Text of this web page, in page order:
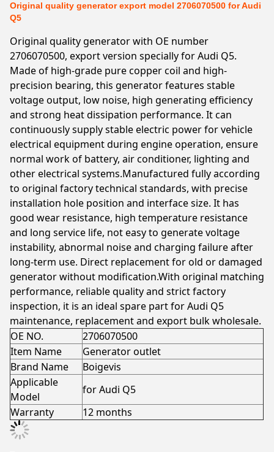
Original quality generator export model 2706070500 for Audi
Q5
Original quality generator with OE number
2706070500, export version specially for Audi Q5.
Made of high-grade pure copper coil and high-
precision bearing, this generator features stable
voltage output, low noise, high generating efficiency
and strong heat dissipation performance. It can
continuously supply stable electric power for vehicle
electrical equipment during engine operation, ensure
normal work of battery, air conditioner, lighting and
other electrical systems.Manufactured fully according
to original factory technical standards, with precise
installation hole position and interface size. It has
good wear resistance, high temperature resistance
and long service life, not easy to generate voltage
instability, abnormal noise and charging failure after
long-term use. Direct replacement for old or damaged
generator without modification.With original matching
performance, reliable quality and strict factory
inspection, it is an ideal spare part for Audi Q5
maintenance, replacement and export bulk wholesale.
OE NO.
2706070500
Item Name
Generator outlet
Brand Name
Boigevis
Applicable
Model
for Audi Q5
Warranty
12 months